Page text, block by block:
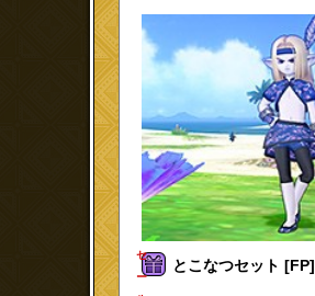
とこなつセット [FP]
セ
ー